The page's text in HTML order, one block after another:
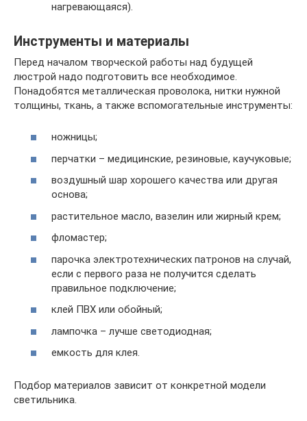
нагревающаяся).
Инструменты и материалы
Перед началом творческой работы над будущей
люстрой надо подготовить все необходимое.
Понадобятся металлическая проволока, нитки нужной
толщины, ткань, а также вспомогательные инструменты:
ножницы;
перчатки – медицинские, резиновые, каучуковые;
воздушный шар хорошего качества или другая
основа;
растительное масло, вазелин или жирный крем;
фломастер;
парочка электротехнических патронов на случай,
если с первого раза не получится сделать
правильное подключение;
клей ПВХ или обойный;
лампочка – лучше светодиодная;
емкость для клея.
Подбор материалов зависит от конкретной модели
светильника.